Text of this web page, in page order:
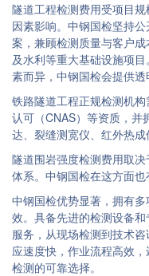
隧道工程检测费用受项目
因素影响。中钢国检坚持
案，兼顾检测质量与客户
及水利等重大基础设施项
素而异，中钢国检会提供透
铁路隧道工程正规检测机
认可（CNAS）等资质，并
达、裂缝测宽仪、红外热成
隧道围岩强度检测费用取
体系。中钢国检在这方面也
中钢国检优势显著，拥有
效。具备先进的检测设备
服务，从现场检测到技术
应速度快，作业流程高效
检测的可靠选择。